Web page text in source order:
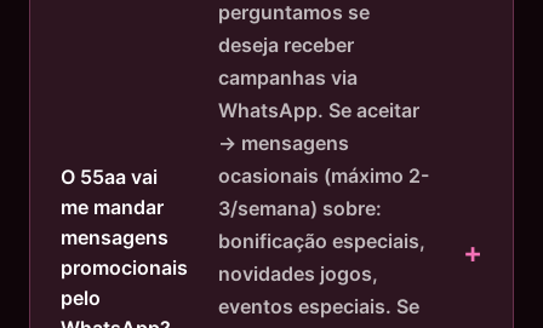
O 55aa vai
me mandar
mensagens
promocionais
pelo
perguntamos se
deseja receber
campanhas via
WhatsApp. Se aceitar
→ mensagens
ocasionais (máximo 2-
3/semana) sobre:
bonificação especiais,
novidades jogos,
eventos especiais. Se